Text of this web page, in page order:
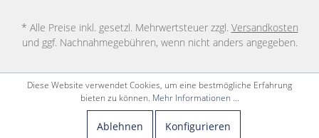
* Alle Preise inkl. gesetzl. Mehrwertsteuer zzgl. Versandkosten
und ggf. Nachnahmegebühren, wenn nicht anders angegeben.
Diese Website verwendet Cookies, um eine bestmögliche Erfahrung
bieten zu können. Mehr Informationen ...
Ablehnen Konfigurieren